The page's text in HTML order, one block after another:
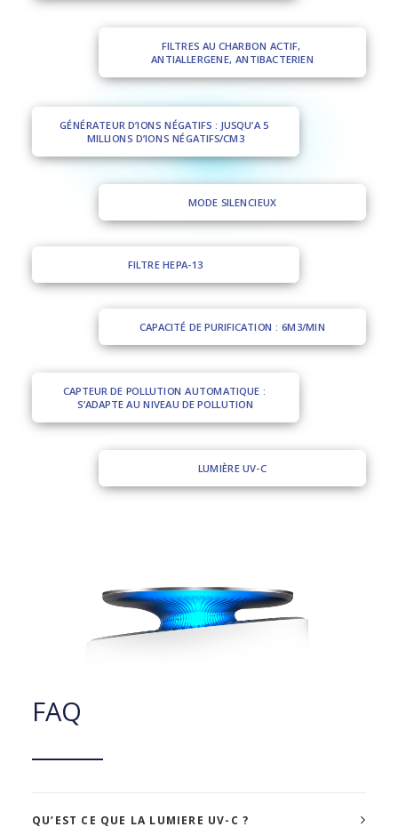
FILTRES AU CHARBON ACTIF,
ANTIALLERGENE, ANTIBACTERIEN
GÉNÉRATEUR D’IONS NÉGATIFS : JUSQU’A 5
MILLIONS D’IONS NÉGATIFS/CM3
MODE SILENCIEUX
FILTRE HEPA-13
CAPACITÉ DE PURIFICATION : 6M3/MIN
CAPTEUR DE POLLUTION AUTOMATIQUE :
S’ADAPTE AU NIVEAU DE POLLUTION
LUMIÈRE UV-C
FAQ
QU’EST CE QUE LA LUMIERE UV-C ?